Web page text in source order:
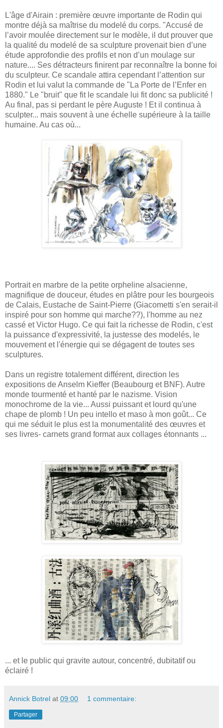
L'âge d'Airain : première œuvre importante de Rodin qui
montre déjà sa maîtrise du modelé du corps. "Accusé de
l’avoir moulée directement sur le modèle, il dut prouver que
la qualité du modelé de sa sculpture provenait bien d’une
étude approfondie des profils et non d’un moulage sur
nature.... Ses détracteurs finirent par reconnaître la bonne foi
du sculpteur. Ce scandale attira cependant l’attention sur
Rodin et lui valut la commande de "La Porte de l’Enfer en
1880." Le "bruit" que fit le scandale lui fit donc sa publicité !
Au final, pas si perdant le père Auguste ! Et il continua à
sculpter... mais souvent à une échelle supérieure à la taille
humaine. Au cas où...
Portrait en marbre de la petite orpheline alsacienne,
magnifique de douceur, études en plâtre pour les bourgeois
de Calais, Eustache de Saint-Pierre (Giacometti s'en serait-il
inspiré pour son homme qui marche??), l'homme au nez
cassé et Victor Hugo. Ce qui fait la richesse de Rodin, c'est
la puissance d'expressivité, la justesse des modelés, le
mouvement et l'énergie qui se dégagent de toutes ses
sculptures.
Dans un registre totalement différent, direction les
expositions de Anselm Kieffer (Beaubourg et BNF). Autre
monde tourmenté et hanté par le nazisme. Vision
monochrome de la vie... Aussi puissant et lourd qu'une
chape de plomb ! Un peu intello et maso à mon goût... Ce
qui me séduit le plus est la monumentalité des œuvres et
ses livres- carnets grand format aux collages étonnants ...
... et le public qui gravite autour, concentré, dubitatif ou
éclairé !
Annick Botrel at 09:00 1 commentaire:
Partager